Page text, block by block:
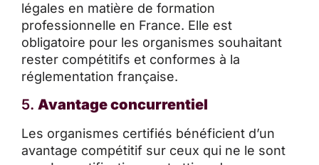
légales en matière de formation
professionnelle en France. Elle est
obligatoire pour les organismes souhaitant
rester compétitifs et conformes à la
réglementation française.
5. Avantage concurrentiel
Les organismes certifiés bénéficient d’un
avantage compétitif sur ceux qui ne le sont